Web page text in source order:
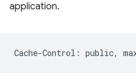
application.